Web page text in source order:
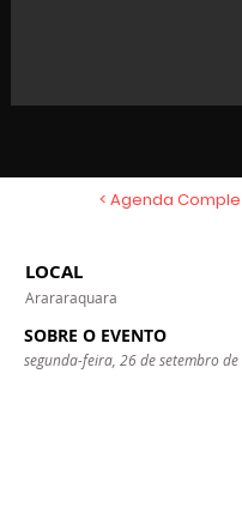
< Agenda
LOCAL
Arararaquara
SOBRE O EVENTO
segunda-feira, 26 de setembro